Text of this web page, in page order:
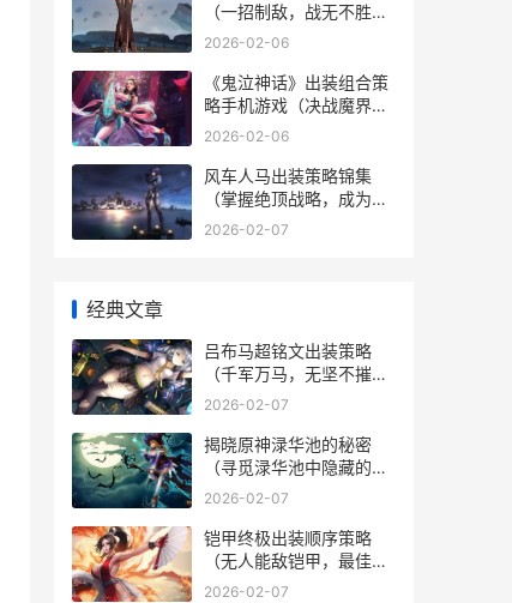
（一招制敌，战无不胜）
边境突围能出打野刀吗
2026-02-06
《鬼泣神话》出装组合策
略手机游戏（决战魔界，
称霸无尽战场！） 鬼泣神
2026-02-06
风车人马出装策略锦集
（掌握绝顶战略，成为风
车人马的王者之路） 风车
2026-02-07
经典文章
吕布马超铭文出装策略
（千军万马，无坚不摧！
——以吕布马超为主的铭
2026-02-07
揭晓原神渌华池的秘密
（寻觅渌华池中隐藏的宝
藏和谜题） 渌华池 原神
2026-02-07
铠甲终极出装顺序策略
（无人能敌铠甲，最佳装
备选择揭晓！） 铠甲的最
2026-02-07